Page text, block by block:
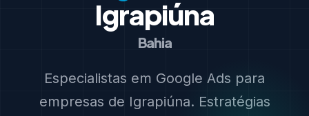
Igrapiúna
Bahia
Especialistas em Google Ads para
empresas de Igrapiúna. Estratégias